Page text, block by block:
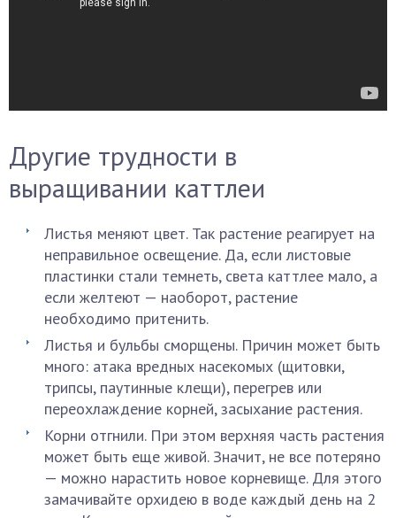
Другие трудности в
выращивании каттлеи
Листья меняют цвет. Так растение реагирует на
неправильное освещение. Да, если листовые
пластинки стали темнеть, света каттлее мало, а
если желтеют — наоборот, растение
необходимо притенить.
Листья и бульбы сморщены. Причин может быть
много: атака вредных насекомых (щитовки,
трипсы, паутинные клещи), перегрев или
переохлаждение корней, засыхание растения.
Корни отгнили. При этом верхняя часть растения
может быть еще живой. Значит, не все потеряно
— можно нарастить новое корневище. Для этого
замачивайте орхидею в воде каждый день на 2